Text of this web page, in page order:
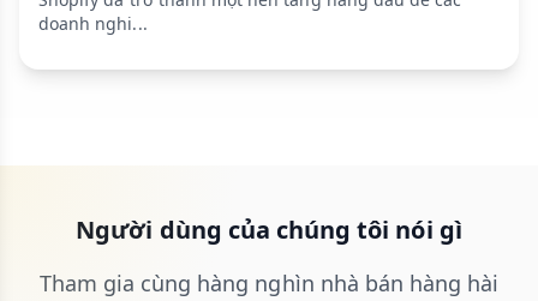
doanh nghi...
Người dùng của chúng tôi nói gì
Tham gia cùng hàng nghìn nhà bán hàng hài